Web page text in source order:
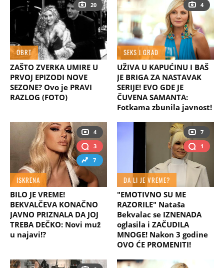
20
OBRT
ZAŠTO ZVERKA UMIRE U
PRVOJ EPIZODI NOVE
SEZONE? Ovo je PRAVI
RAZLOG (FOTO)
4
SEKS I GRAD
UŽIVA U KAPUĆINU I BAŠ
JE BRIGA ZA NASTAVAK
SERIJE! EVO GDE JE
ČUVENA SAMANTA:
Fotkama zbunila javnost!
4
3
7
ISKRENA
BILO JE VREME!
BEKVALČEVA KONAČNO
JAVNO PRIZNALA DA JOJ
TREBA DEČKO: Novi muž
u najavi!?
7
1
DA LI JE VREME?
"EMOTIVNO SU ME
RAZORILE" Nataša
Bekvalac se IZNENADA
oglasila i ZAČUDILA
MNOGE! Nakon 3 godine
OVO ĆE PROMENITI!